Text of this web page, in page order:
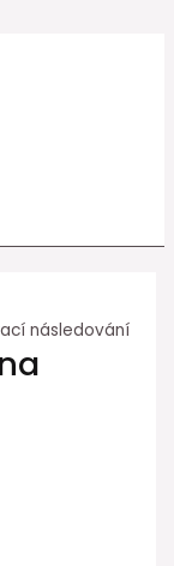
následování